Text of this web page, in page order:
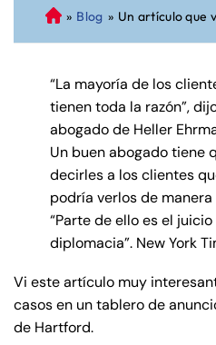
A
bo
do
de
Pe
rs
on
al
Inj
ur
de
C
on
» Blog » Un artículo que
“La mayoría de los
tienen toda la razón”,
abogado de Heller
Un buen abogado tiene
decirles a los clientes
podría verlos de
“Parte de ello es el
diplomacia”. New York
Vi este artículo muy
casos en un tablero de
de Hartford.